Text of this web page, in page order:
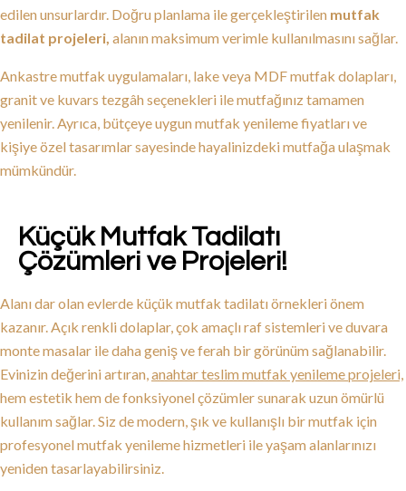
edilen unsurlardır. Doğru planlama ile gerçekleştirilen mutfak
tadilat projeleri, alanın maksimum verimle kullanılmasını sağlar.
Ankastre mutfak uygulamaları, lake veya MDF mutfak dolapları,
granit ve kuvars tezgâh seçenekleri ile mutfağınız tamamen
yenilenir. Ayrıca, bütçeye uygun mutfak yenileme fiyatları ve
kişiye özel tasarımlar sayesinde hayalinizdeki mutfağa ulaşmak
mümkündür.
Küçük Mutfak Tadilatı
Çözümleri ve Projeleri!
Alanı dar olan evlerde küçük mutfak tadilatı örnekleri önem
kazanır. Açık renkli dolaplar, çok amaçlı raf sistemleri ve duvara
monte masalar ile daha geniş ve ferah bir görünüm sağlanabilir.
Evinizin değerini artıran,anahtar teslim mutfak yenileme projeleri,
hem estetik hem de fonksiyonel çözümler sunarak uzun ömürlü
kullanım sağlar. Siz de modern, şık ve kullanışlı bir mutfak için
profesyonel mutfak yenileme hizmetleri ile yaşam alanlarınızı
yeniden tasarlayabilirsiniz.